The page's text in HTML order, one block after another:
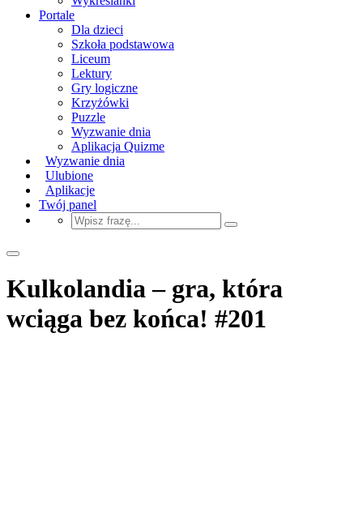
Portale
Dla dzieci
Szkoła podstawowa
Liceum
Lektury
Gry logiczne
Krzyżówki
Puzzle
Wyzwanie dnia
Aplikacja Quizme
Wyzwanie dnia
Ulubione
Aplikacje
Twój panel
Kulkolandia – gra, która
wciąga bez końca! #201